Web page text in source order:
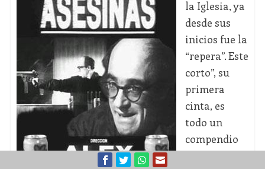
la Iglesia, ya
desde sus
inicios fue la
“repera”. Este
corto”, su
primera
cinta, es
todo un
compendio
de lo que